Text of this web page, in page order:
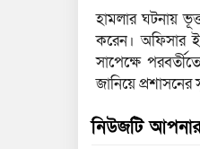
হামলার ঘটনায়
করেন। অফিসার
সাপেক্ষে
জানিয়ে
নিউজটি